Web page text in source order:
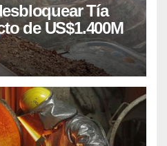
Tía
de US$1.400M
años